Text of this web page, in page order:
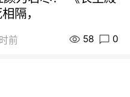
隔，
前 58 0